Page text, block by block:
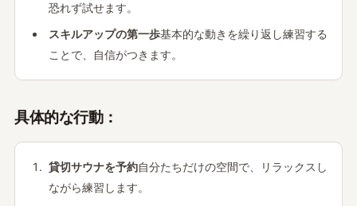
恐れず試せます。
スキルアップの第一歩基本的な動きを繰り返し練習する
ことで、自信がつきます。
具体的な行動：
貸切サウナを予約自分たちだけの空間で、リラックスし
ながら練習します。